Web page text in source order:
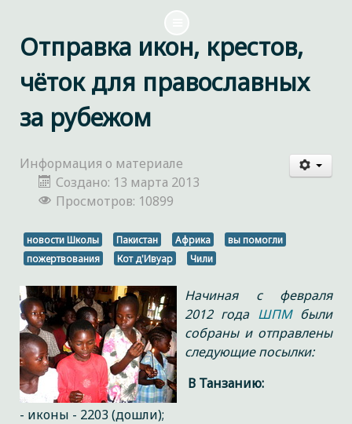
Отправка икон, крестов,
чёток для православных
за рубежом
Информация о материале
Создано: 13 марта 2013
Просмотров: 10899
новости Школы Пакистан Африка
вы помогли
пожертвования
Кот д'Ивуар Чили
Начиная с февраля
2012 года ШПМбыли
собраны и отправлены
следующие посылки:
В Танзанию:
- иконы - 2203 (дошли);